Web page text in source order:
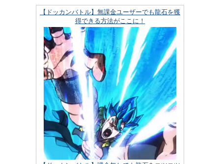
【ドッカンバトル】無課金ユーザーでも龍石を獲
得できる方法がここに！